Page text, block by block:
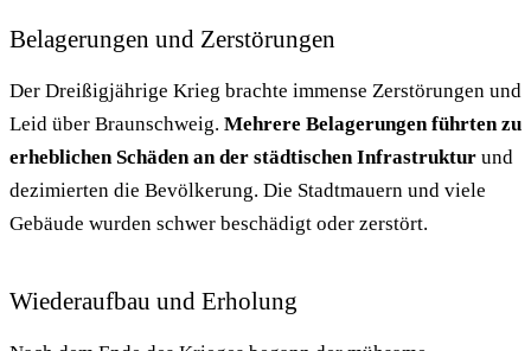
Belagerungen und Zerstörungen
Der Dreißigjährige Krieg brachte immense Zerstörungen und
Leid über Braunschweig. Mehrere Belagerungen führten zu
erheblichen Schäden an der städtischen Infrastruktur und
dezimierten die Bevölkerung. Die Stadtmauern und viele
Gebäude wurden schwer beschädigt oder zerstört.
Wiederaufbau und Erholung